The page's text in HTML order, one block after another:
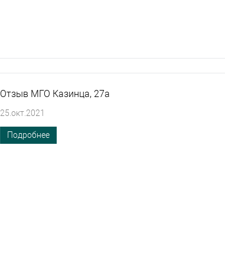
Отзыв МГО Казинца, 27а
25.окт.2021
Подробнее